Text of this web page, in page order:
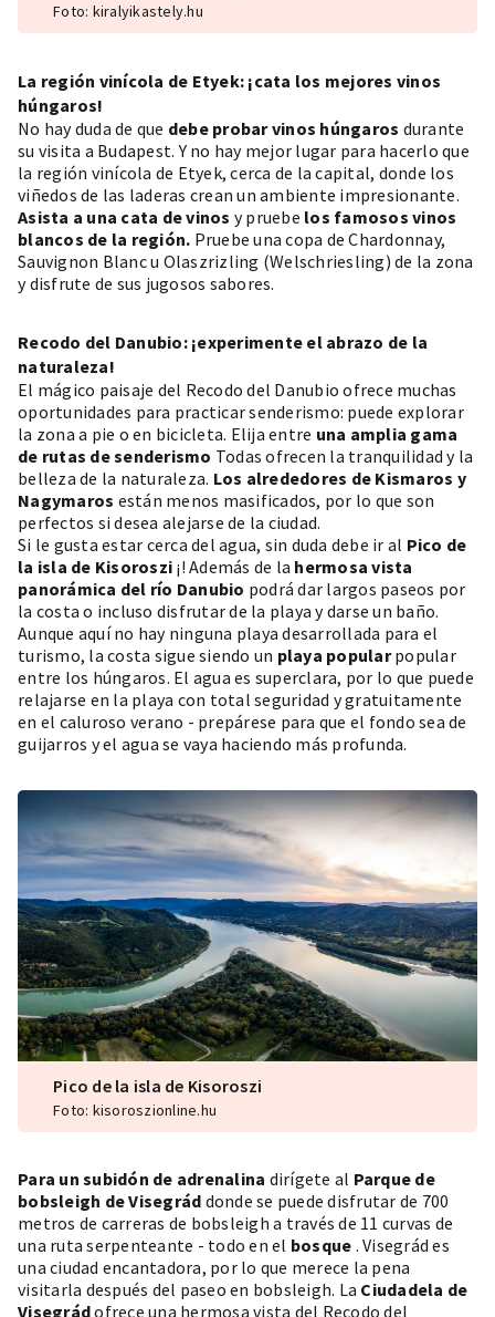
Foto: kiralyikastely.hu
La región vinícola de Etyek: ¡cata los mejores vinos
húngaros!
No hay duda de que debe probarvinos húngaros durante
su visita a Budapest. Y no hay mejor lugar para hacerlo que
la región vinícola de Etyek, cerca de la capital, donde los
viñedos de las laderas crean un ambiente impresionante.
Asista a una cata de vinos y pruebe los famosos vinos
blancos de la región. Pruebe una copa de Chardonnay,
Sauvignon Blanc u Olaszrizling (Welschriesling) de la zona
y disfrute de sus jugosos sabores.
Recodo del Danubio: ¡experimente el abrazo de la
naturaleza!
El mágico paisaje del Recodo del Danubio ofrece muchas
oportunidades para practicar senderismo: puede explorar
la zona a pie o en bicicleta. Elija entre una amplia gama
de rutas de senderismo Todas ofrecen la tranquilidad y la
belleza de la naturaleza. Los alrededores de Kismaros y
Nagymaros están menos masificados, por lo que son
perfectos si desea alejarse de la ciudad.
Si le gusta estar cerca del agua, sin duda debe ir al Pico de
la isla de Kisoroszi ¡! Además de la hermosa vista
panorámica del río Danubio podrá dar largos paseos por
la costa o incluso disfrutar de la playa y darse un baño.
Aunque aquí no hay ninguna playa desarrollada para el
turismo, la costa sigue siendo un playa popularpopular
entre los húngaros. El agua es superclara, por lo que puede
relajarse en la playa con total seguridad y gratuitamente
en el caluroso verano - prepárese para que el fondo sea de
guijarros y el agua se vaya haciendo más profunda.
Pico de la isla de Kisoroszi
Foto: kisoroszionline.hu
Para un subidón de adrenalina dirígete al Parque de
bobsleigh de Visegrád donde se puede disfrutar de 700
metros de carreras de bobsleigh a través de 11 curvas de
una ruta serpenteante - todo en el bosque . Visegrád es
una ciudad encantadora, por lo que merece la pena
visitarla después del paseo en bobsleigh. La Ciudadela de
Visegrádofrece una hermosa vista del Recodo del